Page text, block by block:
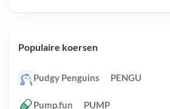
Populaire koersen
Pudgy Penguins PENGU
Pump.fun PUMP